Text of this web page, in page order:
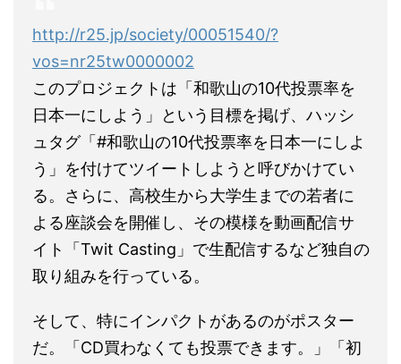
http://r25.jp/society/00051540/?
vos=nr25tw0000002
このプロジェクトは「和歌山の10代投票率を
日本一にしよう」という目標を掲げ、ハッシ
ュタグ「#和歌山の10代投票率を日本一にしよ
う」を付けてツイートしようと呼びかけてい
る。さらに、高校生から大学生までの若者に
よる座談会を開催し、その模様を動画配信サ
イト「Twit Casting」で生配信するなど独自の
取り組みを行っている。
そして、特にインパクトがあるのがポスター
だ。「CD買わなくても投票できます。」「初